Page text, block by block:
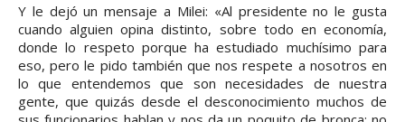
Y le dejó un mensaje a Milei: «Al presidente no le gusta
cuando alguien opina distinto, sobre todo en economía,
donde lo respeto porque ha estudiado muchísimo para
eso, pero le pido también que nos respete a nosotros en
lo que entendemos que son necesidades de nuestra
gente, que quizás desde el desconocimiento muchos de